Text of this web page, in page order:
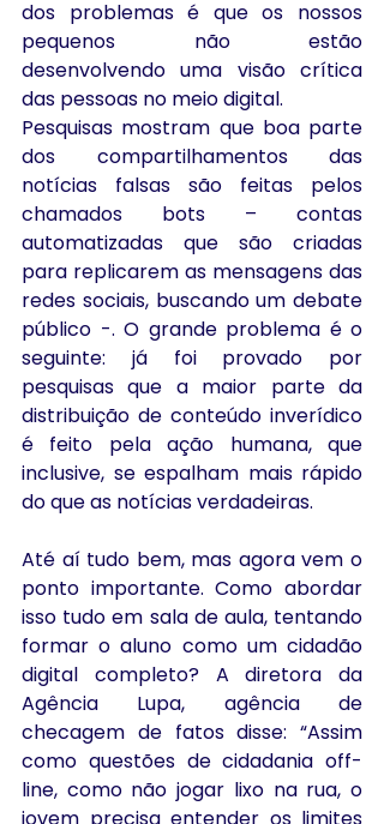
dos problemas é que os nossos
pequenos não estão
desenvolvendo uma visão crítica
das pessoas no meio digital.
Pesquisas mostram que boa parte
dos compartilhamentos das
notícias falsas são feitas pelos
chamados bots – contas
automatizadas que são criadas
para replicarem as mensagens das
redes sociais, buscando um debate
público -. O grande problema é o
seguinte: já foi provado por
pesquisas que a maior parte da
distribuição de conteúdo inverídico
é feito pela ação humana, que
inclusive, se espalham mais rápido
do que as notícias verdadeiras.
Até aí tudo bem, mas agora vem o
ponto importante. Como abordar
isso tudo em sala de aula, tentando
formar o aluno como um cidadão
digital completo? A diretora da
Agência Lupa, agência de
checagem de fatos disse: “Assim
como questões de cidadania off-
line, como não jogar lixo na rua, o